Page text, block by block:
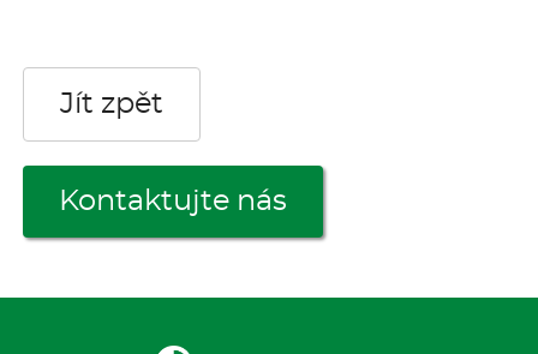
Jít zpět
Kontaktujte nás